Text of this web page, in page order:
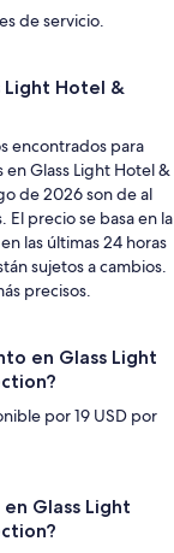
de servicio.
Light Hotel &
encontrados para
en Glass Light Hotel &
de 2026 son de al
El precio se basa en la
las últimas 24 horas
sujetos a cambios.
precisos.
en Glass Light
por 19 USD por
Glass Light